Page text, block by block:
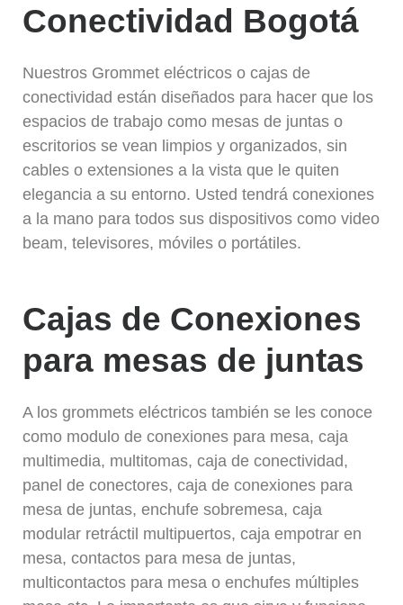
Conectividad Bogotá
Nuestros Grommet eléctricos o cajas de
conectividad están diseñados para hacer que los
espacios de trabajo como mesas de juntas o
escritorios se vean limpios y organizados, sin
cables o extensiones a la vista que le quiten
elegancia a su entorno. Usted tendrá conexiones
a la mano para todos sus dispositivos como video
beam, televisores, móviles o portátiles.
Cajas de Conexiones
para mesas de juntas
A los grommets eléctricos también se les conoce
como modulo de conexiones para mesa, caja
multimedia, multitomas, caja de conectividad,
panel de conectores, caja de conexiones para
mesa de juntas, enchufe sobremesa, caja
modular retráctil multipuertos, caja empotrar en
mesa, contactos para mesa de juntas,
multicontactos para mesa o enchufes múltiples